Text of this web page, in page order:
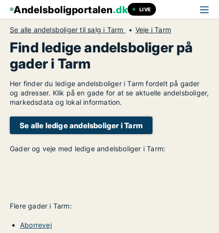
Andelsboligportalen.dk LIVE
Se alle andelsboliger til salg i Tarm Veje i Tarm
Find ledige andelsboliger på
gader i Tarm
Her finder du ledige andelsboliger i Tarm fordelt på gader
og adresser. Klik på en gade for at se aktuelle andelsboliger,
markedsdata og lokal information.
Se alle ledige andelsboliger i Tarm
Gader og veje med ledige andelsboliger i Tarm:
Flere gader i Tarm:
Aborrevej